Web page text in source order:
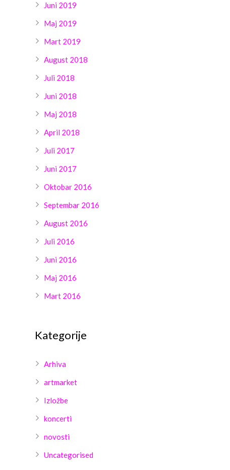
Juni 2019
Maj 2019
Mart 2019
August 2018
Juli 2018
Juni 2018
Maj 2018
April 2018
Juli 2017
Juni 2017
Oktobar 2016
Septembar 2016
August 2016
Juli 2016
Juni 2016
Maj 2016
Mart 2016
Kategorije
Arhiva
artmarket
Izložbe
koncerti
novosti
Uncategorised